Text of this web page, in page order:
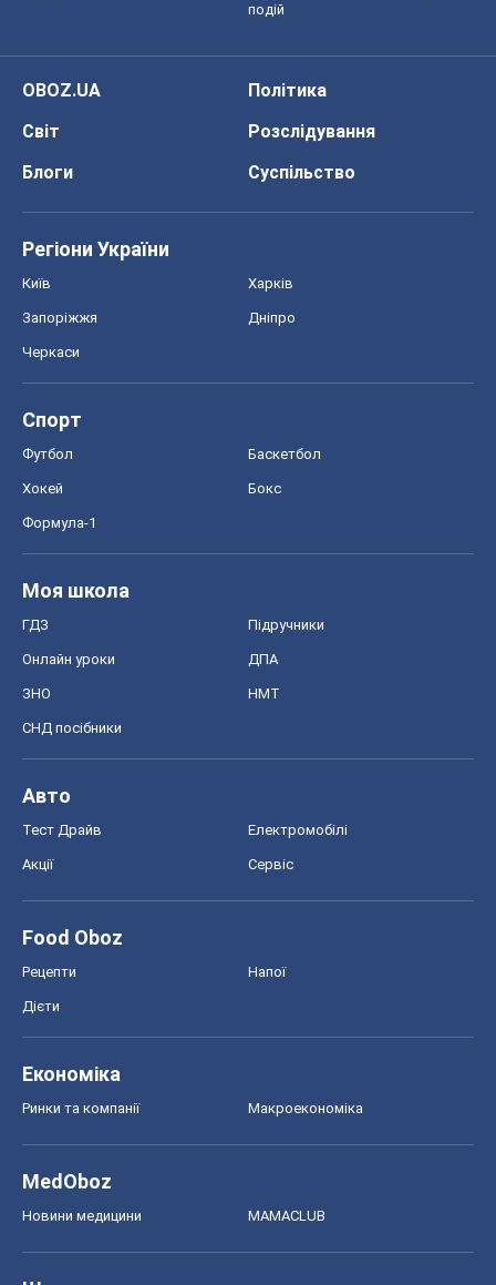
подій
OBOZ.UA
Політика
Світ
Розслідування
Блоги
Суспільство
Регіони України
Київ Харків
Запоріжжя Дніпро
Черкаси
Спорт
Футбол Баскетбол
Хокей Бокс
Формула-1
Моя школа
ГДЗ Підручники
Онлайн уроки ДПА
ЗНО НМТ
СНД посібники
Авто
Тест Драйв Електромобілі
Акції Сервіс
Food Oboz
Рецепти Напої
Дієти
Економіка
Ринки та компанії Макроекономіка
MedOboz
Новини медицини MAMACLUB